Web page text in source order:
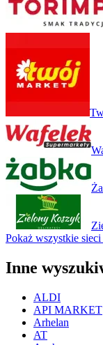
Pokaż wszystkie
Inne
ALDI
API MARKET
Arhelan
AT